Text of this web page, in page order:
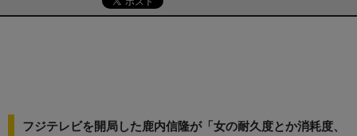
フジテレビを開局した鹿内信隆が「女の耐久度とか消耗度、